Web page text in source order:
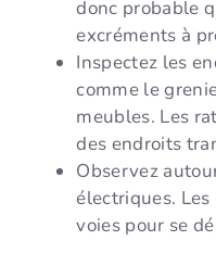
donc probable
excréments à
Inspectez les
comme le
meubles. Les
des endroits
Observez
électriques.
voies pour se